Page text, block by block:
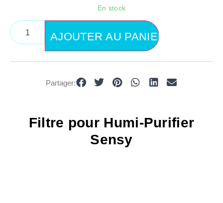
Filtre pour Humi-Purifier
Sensy
En stock
AJOUTER AU PANIER
Partager: